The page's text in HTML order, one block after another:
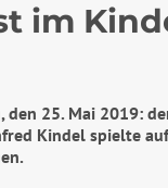
im
den 25. Mai 2019:
Kindel spielte